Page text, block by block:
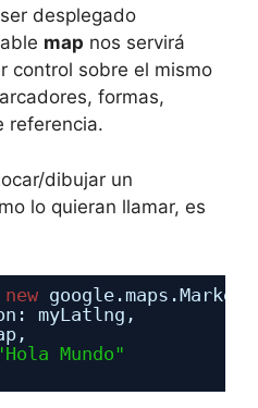
desplegado
map nos servirá
control sobre el mismo
formas,
referencia.
dibujar un
lo quieran llamar, es
new
myLatlng,
Mundo"